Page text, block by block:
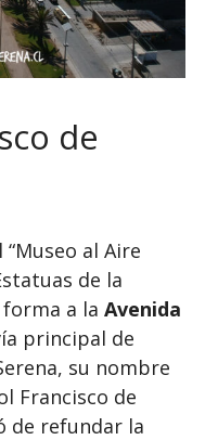
de
al Aire
de la
forma a la Avenida
principal de
su nombre
Francisco de
de refundar la